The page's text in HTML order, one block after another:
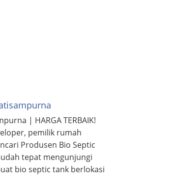
| HARGA TERBAIK!
pemilik rumah
Produsen Bio Septic
tepat mengunjungi
bio septic tank berlokasi